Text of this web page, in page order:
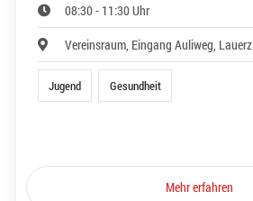
08:30 - 11:30 Uhr
Vereinsraum, Eingang Auliweg, Lauerz
Jugend Gesundheit
Mehr erfahren